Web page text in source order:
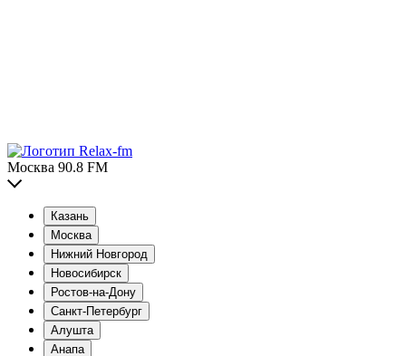
Москва 90.8 FM
Казань
Москва
Нижний Новгород
Новосибирск
Ростов-на-Дону
Санкт-Петербург
Алушта
Анапа